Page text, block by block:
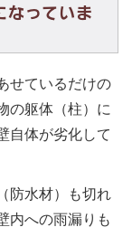
なっていま
せているだけの
の躯体（柱）に
自体が劣化して
防水材）も切れ
内への雨漏りも